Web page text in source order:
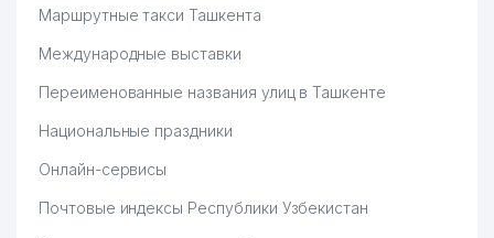
Маршрутные такси Ташкента
Международные выставки
Переименованные названия улиц в Ташкенте
Национальные праздники
Онлайн-сервисы
Почтовые индексы Республики Узбекистан